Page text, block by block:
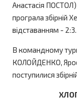
Анастасія
програла збірній
відставанням - 2:3.
В командному
КОЛОЙДЕНКО,
поступилися